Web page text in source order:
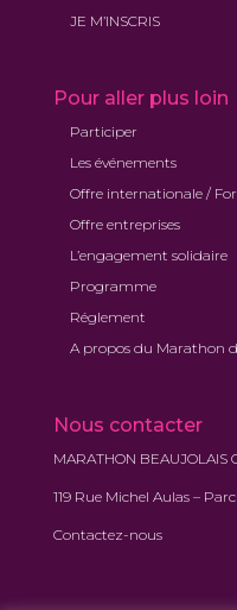
JE M’INSCRIS
Pour aller plus loin
Participer
Les événements
Offre internationale /
Offre entreprises
L’engagement solidaire
Programme
Réglement
A propos du Marathon
Nous contacter
MARATHON BEAUJOLAIS
119 Rue Michel Aulas –
Contactez-nous